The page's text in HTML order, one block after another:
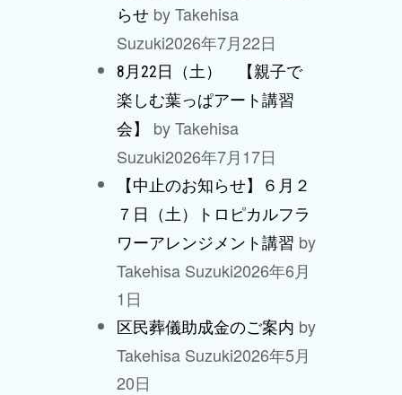
らせ by Takehisa
Suzuki2026年7月22日
8月22日（土） 【親子で
楽しむ葉っぱアート講習
会】
by Takehisa
Suzuki2026年7月17日
【中止のお知らせ】６月２
７日（土）トロピカルフラ
ワーアレンジメント講習 by
Takehisa Suzuki2026年6月
1日
区民葬儀助成金のご案内 by
Takehisa Suzuki2026年5月
20日